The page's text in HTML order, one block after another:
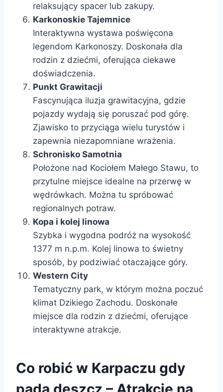
relaksujący spacer lub zakupy.
Karkonoskie Tajemnice
Interaktywna wystawa poświęcona
legendom Karkonoszy. Doskonała dla
rodzin z dziećmi, oferująca ciekawe
doświadczenia.
Punkt Grawitacji
Fascynująca iluzja grawitacyjna, gdzie
pojazdy wydają się poruszać pod górę.
Zjawisko to przyciąga wielu turystów i
zapewnia niezapomniane wrażenia.
Schronisko Samotnia
Położone nad Kociołem Małego Stawu, to
przytulne miejsce idealne na przerwę w
wędrówkach. Można tu spróbować
regionalnych potraw.
Kopa i kolej linowa
Szybka i wygodna podróż na wysokość
1377 m n.p.m. Kolej linowa to świetny
sposób, by podziwiać otaczające góry.
Western City
Tematyczny park, w którym można poczuć
klimat Dzikiego Zachodu. Doskonałe
miejsce dla rodzin z dziećmi, oferujące
interaktywne atrakcje.
Co robić w Karpaczu gdy